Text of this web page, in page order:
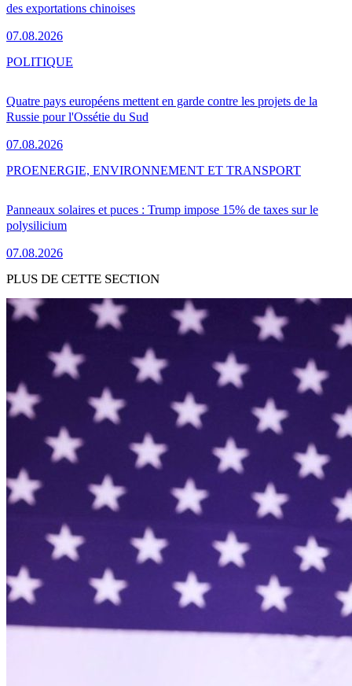
des exportations chinoises
07.08.2026
Quatre pays européens mettent en garde contre les projets de la
Russie pour l'Ossétie du Sud
07.08.2026
POLITIQUE
Panneaux solaires et puces : Trump impose 15% de taxes sur le
polysilicium
07.08.2026
PROENERGIE, ENVIRONNEMENT ET TRANSPORT
PLUS DE CETTE SECTION